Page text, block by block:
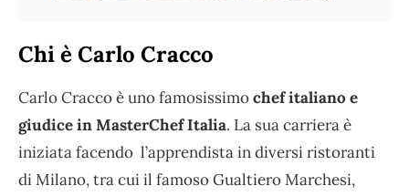
Chi è Carlo Cracco
Carlo Cracco è uno famosissimochef italiano e
giudice in MasterChef Italia. La sua carriera è
iniziata facendo l’apprendista in diversi ristoranti
di Milano, tra cui il famoso Gualtiero Marchesi,